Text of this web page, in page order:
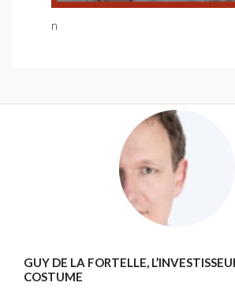
n
GUY DE LA FORTELLE,
COSTUME